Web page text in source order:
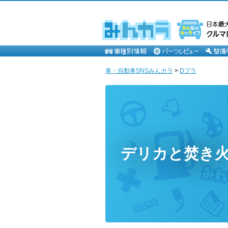
車・自動車SNSみんカラ > Dプラ
デリカと焚き